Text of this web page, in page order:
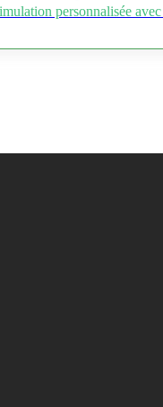
personnalisée